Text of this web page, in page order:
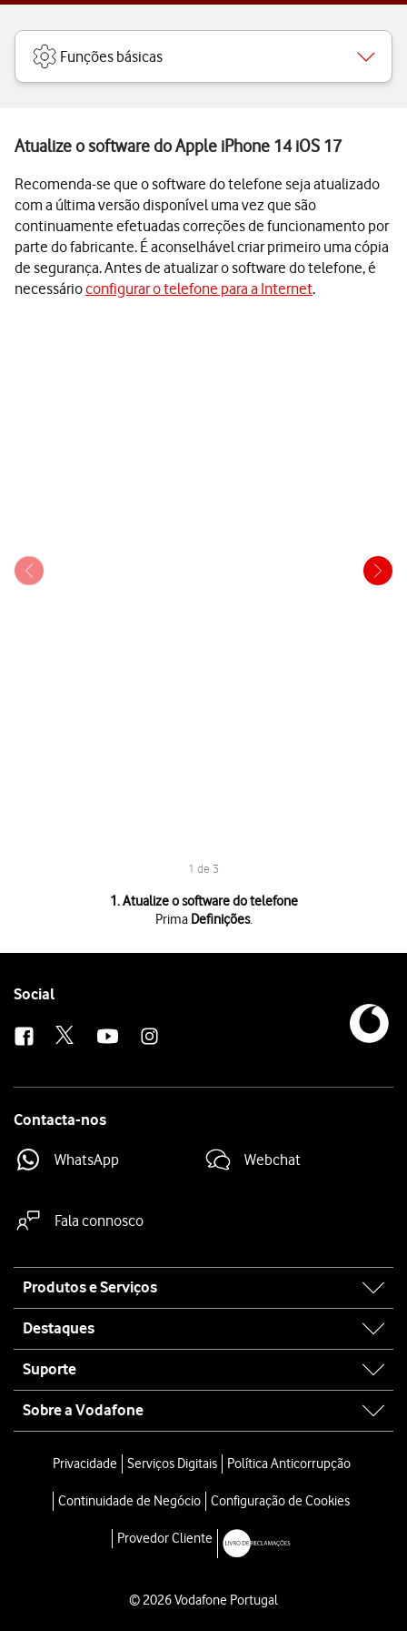
Funções básicas
Atualize o software do Apple iPhone 14 iOS 17
Recomenda-se que o software do telefone seja atualizado
com a última versão disponível uma vez que são
continuamente efetuadas correções de funcionamento por
parte do fabricante. É aconselhável criar primeiro uma cópia
de segurança. Antes de atualizar o software do telefone, é
necessárioconfigurar o telefone para a Internet.
1 de 3
1. Atualize o software do telefone
Prima Definições.
PrimaGeral.
Follow
Social
Contacta-nos
WhatsApp Webchat
Fala connosco
map
Produtos e Serviços
Destaques
Suporte
Sobre a Vodafone
Privacidade Serviços Digitais Política Anticorrupção
Continuidade de Negócio Configuração de Cookies
Provedor Cliente
© 2026 Vodafone Portugal